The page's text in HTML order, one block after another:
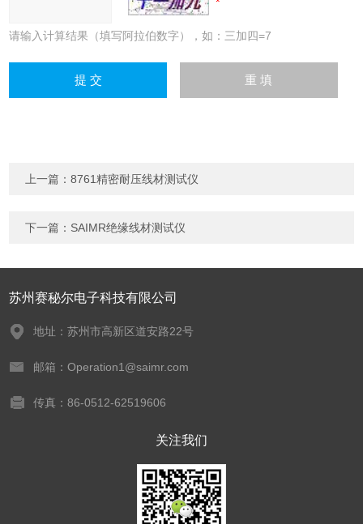
请输入计算结果（填写阿拉伯数字），如：三加四=7
上一篇：8761精密耐压线材测试仪
下一篇： SAIMR绝缘线材测试仪
苏州赛秘尔电子科技有限公司
地址：苏州市高新区道安路22号
邮箱：Operation1@saimr.com
传真：86-0512-62519606
关注我们